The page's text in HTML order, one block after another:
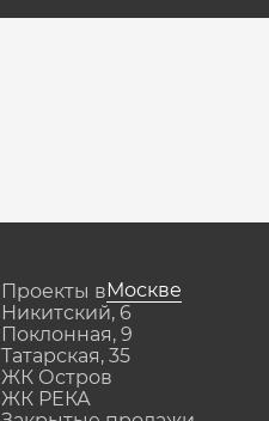
Проекты вМоскве
Никитский, 6
Поклонная, 9
Татарская, 35
ЖК Остров
ЖК РЕКА